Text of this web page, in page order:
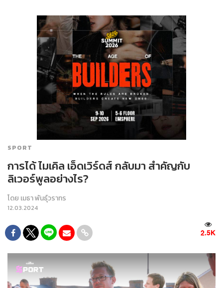
SPORT
การได้ ไมเคิล เอ็ดเวิร์ดส์ กลับมา สำคัญกับ
ลิเวอร์พูลอย่างไร?
โดย เมธา พันธุ์วราทร
12.03.2024
2.5K